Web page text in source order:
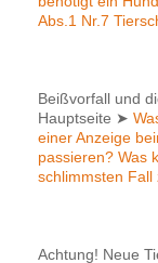
Abs.1 Nr.7
Beißvorfall und
Hauptseite ➤
einer Anzeige
passieren? Was
schlimmsten
Achtung! Neue